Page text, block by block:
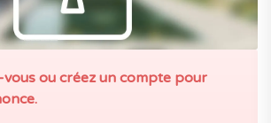
ou créez un compte pour